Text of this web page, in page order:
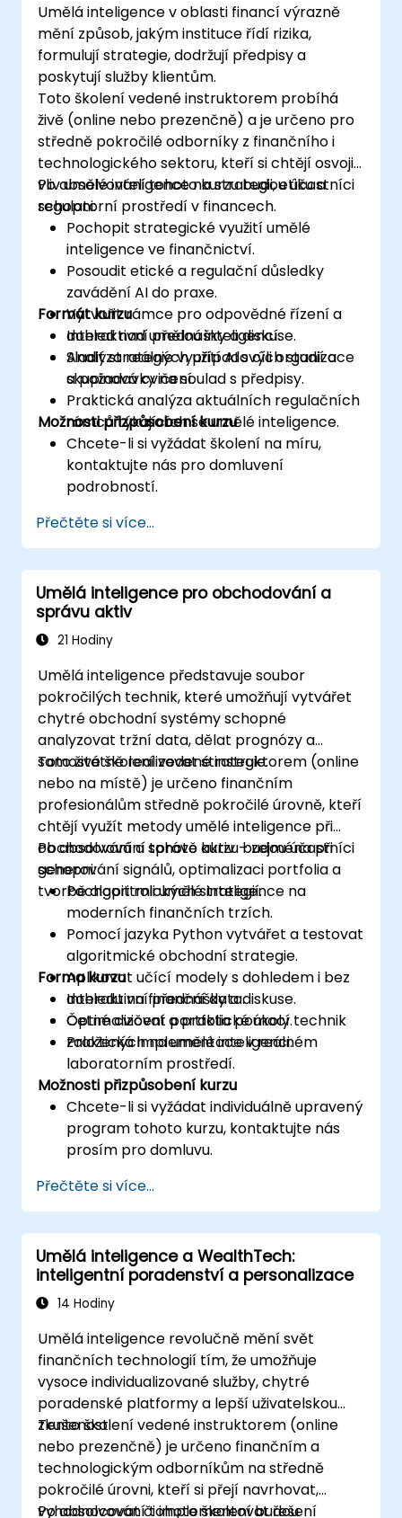
Umělá inteligence v oblasti financí výrazně
mění způsob, jakým instituce řídí rizika,
formulují strategie, dodržují předpisy a
poskytují služby klientům.
Toto školení vedené instruktorem probíhá
živě (online nebo prezenčně) a je určeno pro
středně pokročilé odborníky z finančního i
technologického sektoru, kteří si chtějí osvojit
vliv umělé inteligence na strategii, etiku a
regulatorní prostředí v financech.
Po absolvování tohoto kurzu budou účastníci
schopni:
Pochopit strategické využití umělé
inteligence ve finančnictví.
Posoudit etické a regulační důsledky
zavádění AI do praxe.
Vytvořit rámce pro odpovědné řízení a
dohled nad umělou inteligencí.
Sladit strategie využití AI s cíli organizace
a požadavky na soulad s předpisy.
Formát kurzu
Interaktivní přednášky a diskuse.
Analýza reálných případových studií a
skupinová cvičení.
Praktická analýza aktuálních regulačních
rámců týkajících se umělé inteligence.
Možnosti přizpůsobení kurzu
Chcete-li si vyžádat školení na míru,
kontaktujte nás pro domluvení
podrobností.
Přečtěte si více...
Umělá inteligence pro obchodování a
správu aktiv
21 Hodiny
Umělá inteligence představuje soubor
pokročilých technik, které umožňují vytvářet
chytré obchodní systémy schopné
analyzovat tržní data, dělat prognózy a
samostatně realizovat strategie.
Toto živé školení vedené instruktorem (online
nebo na místě) je určeno finančním
profesionálům středně pokročilé úrovně, kteří
chtějí využít metody umělé inteligence při
obchodování a správě aktiv – zejména při
generování signálů, optimalizaci portfolia a
tvorbě algoritmických strategií.
Po absolvování tohoto kurzu budou účastníci
schopni:
Pochopit roli umělé inteligence na
moderních finančních trzích.
Pomocí jazyka Python vytvářet a testovat
algoritmické obchodní strategie.
Aplikovat učící modely s dohledem i bez
dohledu na finanční data.
Optimalizovat portfolia pomocí technik
založených na umělé inteligenci.
Forma kurzu
Interaktivní přednášky a diskuse.
Četné cvičení a praktické úkoly.
Praktická implementace v reálném
laboratorním prostředí.
Možnosti přizpůsobení kurzu
Chcete-li si vyžádat individuálně upravený
program tohoto kurzu, kontaktujte nás
prosím pro domluvu.
Přečtěte si více...
Umělá inteligence a WealthTech:
inteligentní poradenství a personalizace
14 Hodiny
Umělá inteligence revolučně mění svět
finančních technologií tím, že umožňuje
vysoce individualizované služby, chytré
poradenské platformy a lepší uživatelskou
zkušenost.
Tento školení vedené instruktorem (online
nebo prezenčně) je určeno finančním a
technologickým odborníkům na středně
pokročilé úrovni, kteří si přejí navrhovat,
vyhodnocovat či implementovat řešení
Po absolvování tohoto školení budou